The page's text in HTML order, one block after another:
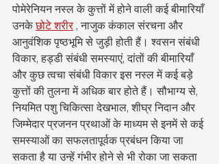
पोमेरेनियन नस्ल के कुत्तों में होने वाली कई बीमारियाँ
उनके छोटे शरीर , नाजुक कंकाल संरचना और
आनुवंशिक पृष्ठभूमि से जुड़ी होती हैं। श्वसन संबंधी
विकार, हड्डी संबंधी समस्याएं, दांतों की बीमारियाँ
और कुछ त्वचा संबंधी विकार इस नस्ल में कई बड़े
कुत्तों की तुलना में अधिक बार होते हैं। सौभाग्य से,
नियमित पशु चिकित्सा देखभाल, शीघ्र निदान और
जिम्मेदार प्रजनन प्रथाओं के माध्यम से इनमें से कई
समस्याओं का सफलतापूर्वक प्रबंधन किया जा
सकता है या उन्हें गंभीर होने से भी रोका जा सकता